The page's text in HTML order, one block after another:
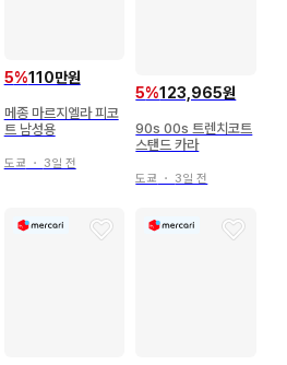
5%110만원
메종 마르지엘라 피코
트 남성용
도쿄 ・ 3일 전
5%123,965원
90s 00s 트렌치코트
스탠드 카라
도쿄 ・ 3일 전